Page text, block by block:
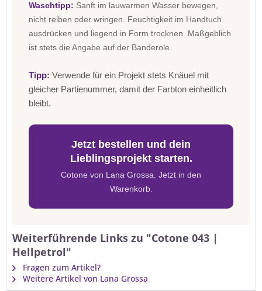
Waschtipp: Sanft im lauwarmen Wasser bewegen,
nicht reiben oder wringen. Feuchtigkeit im Handtuch
ausdrücken und liegend in Form trocknen. Maßgeblich
ist stets die Angabe auf der Banderole.
Tipp: Verwende für ein Projekt stets Knäuel mit
gleicher Partienummer, damit der Farbton einheitlich
bleibt.
Jetzt bestellen und dein
Lieblingsprojekt starten.
Cotone von Lana Grossa. Jetzt in den
Warenkorb.
Weiterführende Links zu "Cotone 043 |
Hellpetrol"
Fragen zum Artikel?
Weitere Artikel von Lana Grossa